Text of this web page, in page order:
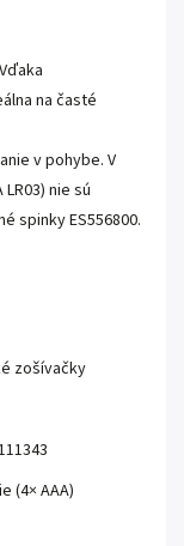
na časté
v pohybe. V
nie sú
spinky ES556800.
zošívačky
(4× AAA)